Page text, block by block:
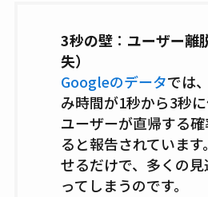
3秒の壁： ユーザー離
失）
Googleのデータでは
み時間が1秒から3秒に
ユーザーが直帰する
ると報告されていま
せるだけで、多くの
ってしまうのです。